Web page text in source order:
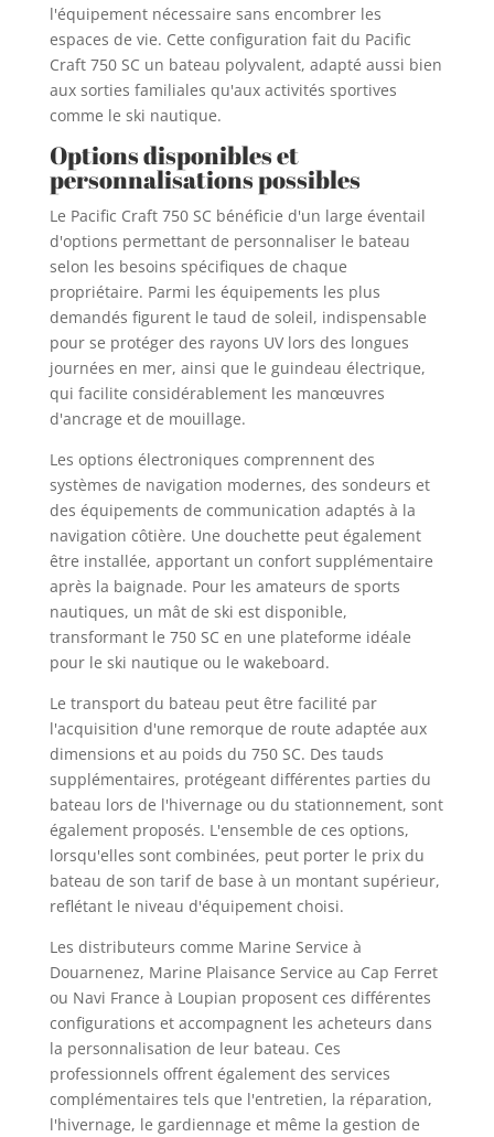
l'équipement nécessaire sans encombrer les
espaces de vie. Cette configuration fait du Pacific
Craft 750 SC un bateau polyvalent, adapté aussi bien
aux sorties familiales qu'aux activités sportives
comme le ski nautique.
Options disponibles et
personnalisations possibles
Le Pacific Craft 750 SC bénéficie d'un large éventail
d'options permettant de personnaliser le bateau
selon les besoins spécifiques de chaque
propriétaire. Parmi les équipements les plus
demandés figurent le taud de soleil, indispensable
pour se protéger des rayons UV lors des longues
journées en mer, ainsi que le guindeau électrique,
qui facilite considérablement les manœuvres
d'ancrage et de mouillage.
Les options électroniques comprennent des
systèmes de navigation modernes, des sondeurs et
des équipements de communication adaptés à la
navigation côtière. Une douchette peut également
être installée, apportant un confort supplémentaire
après la baignade. Pour les amateurs de sports
nautiques, un mât de ski est disponible,
transformant le 750 SC en une plateforme idéale
pour le ski nautique ou le wakeboard.
Le transport du bateau peut être facilité par
l'acquisition d'une remorque de route adaptée aux
dimensions et au poids du 750 SC. Des tauds
supplémentaires, protégeant différentes parties du
bateau lors de l'hivernage ou du stationnement, sont
également proposés. L'ensemble de ces options,
lorsqu'elles sont combinées, peut porter le prix du
bateau de son tarif de base à un montant supérieur,
reflétant le niveau d'équipement choisi.
Les distributeurs comme Marine Service à
Douarnenez, Marine Plaisance Service au Cap Ferret
ou Navi France à Loupian proposent ces différentes
configurations et accompagnent les acheteurs dans
la personnalisation de leur bateau. Ces
professionnels offrent également des services
complémentaires tels que l'entretien, la réparation,
l'hivernage, le gardiennage et même la gestion de